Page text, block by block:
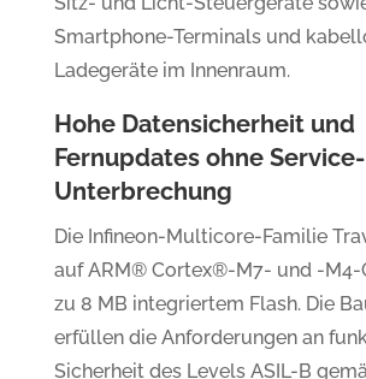
Smartphone-Terminals und
Ladegeräte im Innenraum.
Hohe Datensicherheit und
Fernupdates ohne Service-
Unterbrechung
Die Infineon-Multicore-Familie
auf ARM® Cortex®-M7- und -M4-
zu 8 MB integriertem Flash. Die
erfüllen die Anforderungen an
Sicherheit des Levels ASIL-B